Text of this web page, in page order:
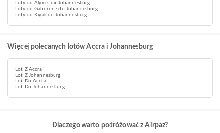
Loty od Algiers do Johannesburg
Loty od Gaborone do Johannesburg
Loty od Kigali do Johannesburg
Więcej polecanych lotów Accra i Johannesburg
Lot Z Accra
Lot Z Johannesburg
Lot Do Accra
Lot Do Johannesburg
Dlaczego warto podróżować z Airpaz?